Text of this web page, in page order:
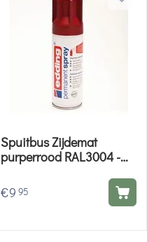
Spuitbus Zijdemat
purperrood RAL3004 -
€9 95